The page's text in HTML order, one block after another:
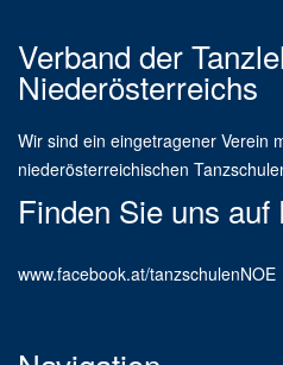
Verband der
Niederösterreichs
Wir sind ein eingetragener Verein
niederösterreichischen
Finden Sie uns auf
www.facebook.at/tanzschulenNOE